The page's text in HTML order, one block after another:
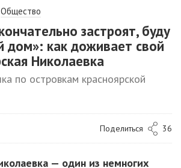
Общество
застроят, буду
дом»: как доживает свой
Николаевка
по островкам красноярской
Поделиться 36
— один из немногих